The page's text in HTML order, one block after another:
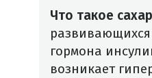
Что такое
гормона
возникает